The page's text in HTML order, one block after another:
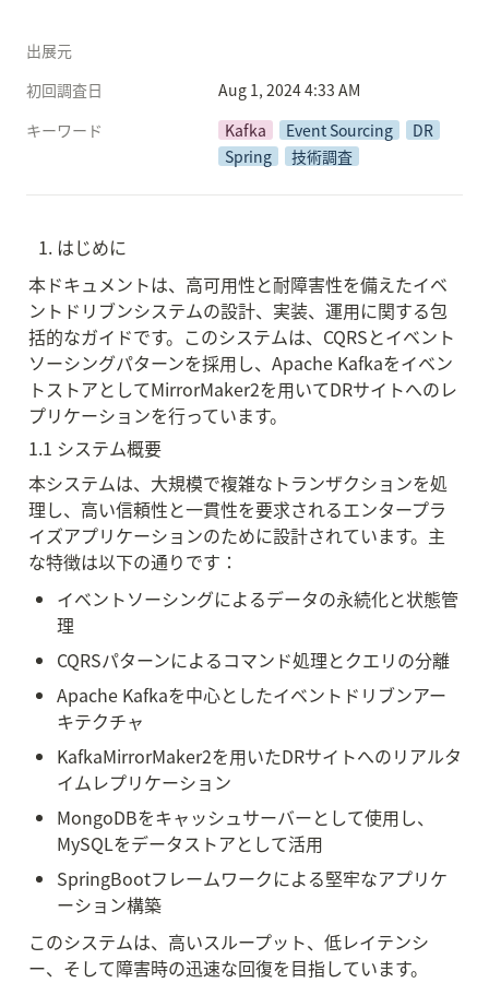
出展元
初回調査日
Aug 1, 2024 4:33 AM
キーワード
Kafka Event Sourcing
DR
Spring
技術調査
はじめに
本ドキュメントは、高可用性と耐障害性を備えたイベ
ントドリブンシステムの設計、実装、運用に関する包
括的なガイドです。このシステムは、CQRSとイベント
ソーシングパターンを採用し、Apache Kafkaをイベン
トストアとしてMirrorMaker2を用いてDRサイトへのレ
プリケーションを行っています。
1.1 システム概要
本システムは、大規模で複雑なトランザクションを処
理し、高い信頼性と一貫性を要求されるエンタープラ
イズアプリケーションのために設計されています。主
な特徴は以下の通りです：
イベントソーシングによるデータの永続化と状態管
理
CQRSパターンによるコマンド処理とクエリの分離
Apache Kafkaを中心としたイベントドリブンアー
キテクチャ
KafkaMirrorMaker2を用いたDRサイトへのリアルタ
イムレプリケーション
MongoDBをキャッシュサーバーとして使用し、
MySQLをデータストアとして活用
SpringBootフレームワークによる堅牢なアプリケ
ーション構築
このシステムは、高いスループット、低レイテンシ
ー、そして障害時の迅速な回復を目指しています。